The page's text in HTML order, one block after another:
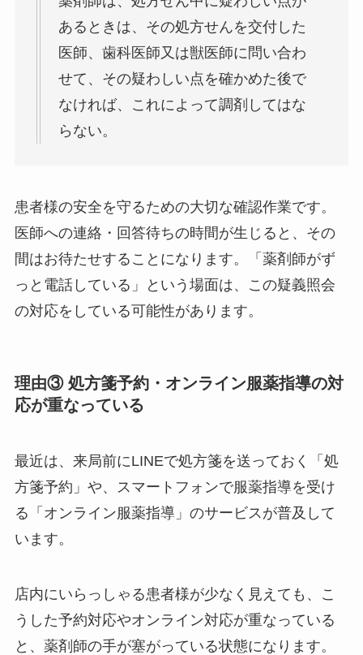
あるときは、その処方せんを交付した
医師、歯科医師又は獣医師に問い合わ
せて、その疑わしい点を確かめた後で
なければ、これによって調剤してはな
らない。
患者様の安全を守るための大切な確認作業です。
医師への連絡・回答待ちの時間が生じると、その
間はお待たせすることになります。「薬剤師がず
っと電話している」という場面は、この疑義照会
の対応をしている可能性があります。
理由③ 処方箋予約・オンライン服薬指導の対
応が重なっている
最近は、来局前にLINEで処方箋を送っておく「処
方箋予約」や、スマートフォンで服薬指導を受け
る「オンライン服薬指導」のサービスが普及して
います。
店内にいらっしゃる患者様が少なく見えても、こ
うした予約対応やオンライン対応が重なっている
と、薬剤師の手が塞がっている状態になります。